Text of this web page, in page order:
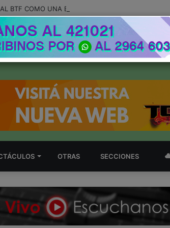
OTRAS SECCIONES